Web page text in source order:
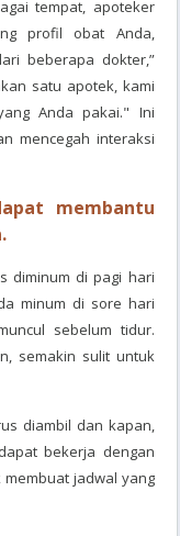
tempat, apoteker
profil obat Anda,
beberapa dokter,”
satu apotek, kami
Anda pakai." Ini
mencegah interaksi
membantu
diminum di pagi hari
minum di sore hari
sebelum tidur.
semakin sulit untuk
diambil dan kapan,
bekerja dengan
jadwal yang